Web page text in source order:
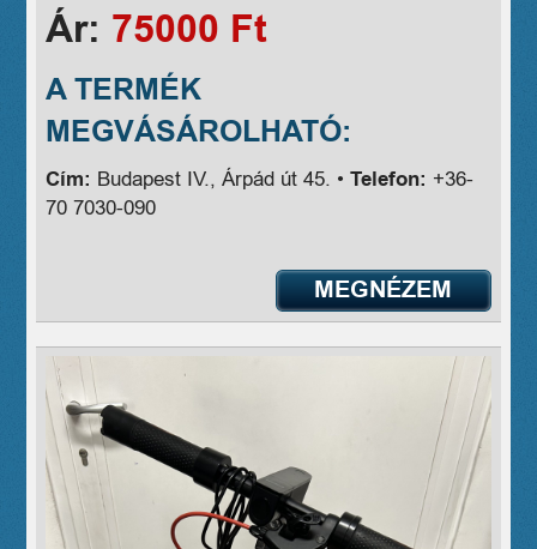
Ár: 75000 Ft
A TERMÉK
MEGVÁSÁROLHATÓ:
Cím: Budapest IV., Árpád út 45. •Telefon: +36-
70 7030-090
MEGNÉZEM